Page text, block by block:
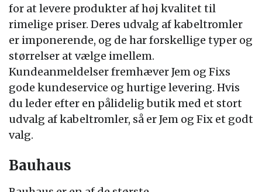
for at levere produkter af høj kvalitet til
rimelige priser. Deres udvalg af kabeltromler
er imponerende, og de har forskellige typer og
størrelser at vælge imellem.
Kundeanmeldelser fremhæver Jem og Fixs
gode kundeservice og hurtige levering. Hvis
du leder efter en pålidelig butik med et stort
udvalg af kabeltromler, så er Jem og Fix et godt
valg.
Bauhaus